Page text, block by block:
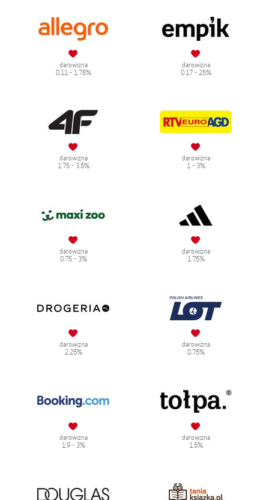
darowizna
0.11 - 1.78%
darowizna
0.17 - 25%
darowizna
1.75 - 3.5%
darowizna
1 - 3%
darowizna
0.75 - 3%
darowizna
1.75%
darowizna
2.25%
darowizna
0.75%
darowizna
1.9 - 3%
darowizna
1.5%